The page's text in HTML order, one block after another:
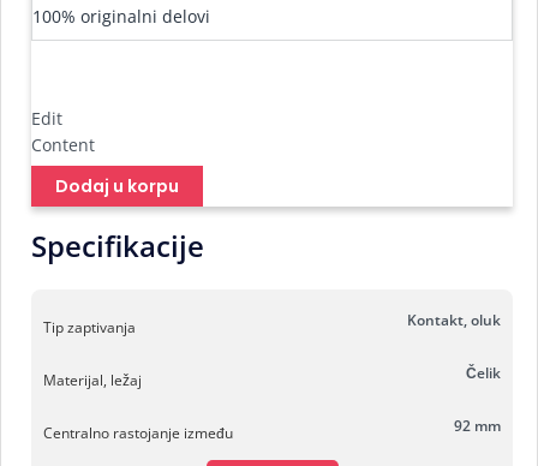
100% originalni delovi
Edit
Content
Dodaj u korpu
Specifikacije
Tip zaptivanja Kontakt, oluk
Materijal, ležaj Čelik
Centralno rastojanje između 92 mm